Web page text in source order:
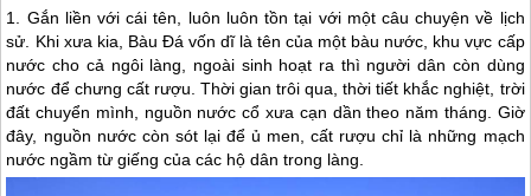
1. Gắn liền với cái tên, luôn luôn tồn tại với một câu chuyện về lịch
sử. Khi xưa kia, Bàu Đá vốn dĩ là tên của một bàu nước, khu vực cấp
nước cho cả ngôi làng, ngoài sinh hoạt ra thì người dân còn dùng
nước để chưng cất rượu. Thời gian trôi qua, thời tiết khắc nghiệt, trời
đất chuyển mình, nguồn nước cổ xưa cạn dần theo năm tháng. Giờ
đây, nguồn nước còn sót lại để ủ men, cất rượu chỉ là những mạch
nước ngầm từ giếng của các hộ dân trong làng.